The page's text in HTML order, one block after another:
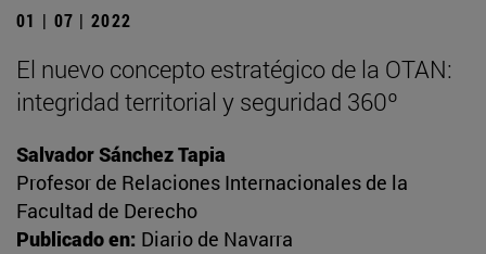
01 | 07 | 2022
El nuevo concepto estratégico de la OTAN:
integridad territorial y seguridad 360º
Salvador Sánchez Tapia
Profesor de Relaciones Internacionales de la
Facultad de Derecho
Publicado en: Diario de Navarra